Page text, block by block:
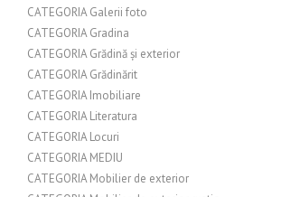
CATEGORIA Galerii foto
CATEGORIA Gradina
CATEGORIA Grădină și exterior
CATEGORIA Grădinărit
CATEGORIA Imobiliare
CATEGORIA Literatura
CATEGORIA Locuri
CATEGORIA MEDIU
CATEGORIA Mobilier de exterior